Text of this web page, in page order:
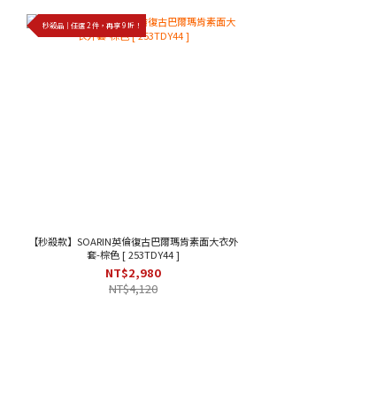
秒殺品｜任選 2 件，再享 9 折！
【秒殺款】SOARIN英倫復古巴爾瑪肯素面大衣外
套-棕色 [ 253TDY44 ]
NT$2,980
NT$4,120